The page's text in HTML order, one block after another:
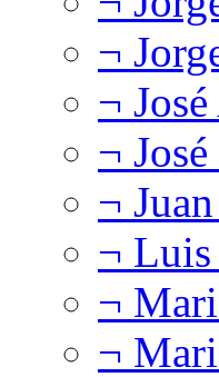
¬
¬
¬
¬
¬ Luis
¬
¬